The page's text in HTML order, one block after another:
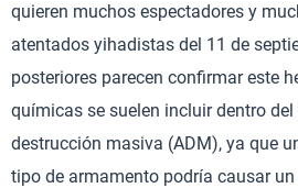
quieren muchos espectadores y
atentados yihadistas del 11 de
posteriores parecen confirmar este
químicas se suelen incluir dentro
destrucción masiva (ADM), ya que
tipo de armamento podría causar